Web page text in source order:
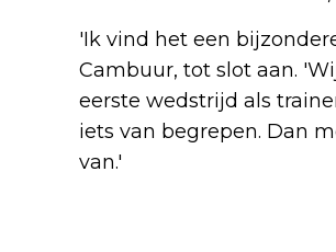
'Ik vind het een
Cambuur, tot slot aan.
eerste wedstrijd als
iets van begrepen. Dan
van.'